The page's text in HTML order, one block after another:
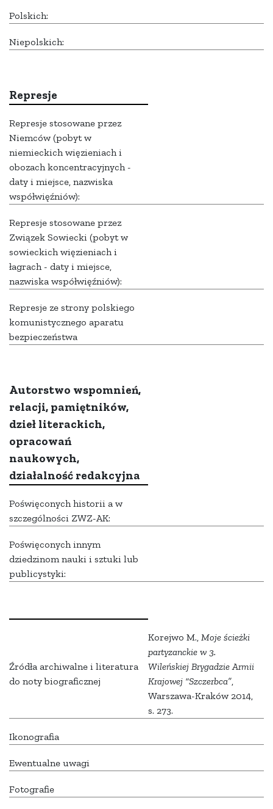
Polskich:
Niepolskich:
Represje
Represje stosowane przez
Niemców (pobyt w
niemieckich więzieniach i
obozach koncentracyjnych -
daty i miejsce, nazwiska
współwięźniów):
Represje stosowane przez
Związek Sowiecki (pobyt w
sowieckich więzieniach i
łagrach - daty i miejsce,
nazwiska współwięźniów):
Represje ze strony polskiego
komunistycznego aparatu
bezpieczeństwa
Autorstwo wspomnień,
relacji, pamiętników,
dzieł literackich,
opracowań
naukowych,
działalność redakcyjna
Poświęconych historii a w
szczególności ZWZ-AK:
Poświęconych innym
dziedzinom nauki i sztuki lub
publicystyki:
Źródła archiwalne i literatura
do noty biograficznej
Korejwo M., Moje ścieżki
partyzanckie w 3.
Wileńskiej Brygadzie Armii
Krajowej “Szczerbca”,
Warszawa-Kraków 2014,
s. 273.
Ikonografia
Ewentualne uwagi
Fotografie